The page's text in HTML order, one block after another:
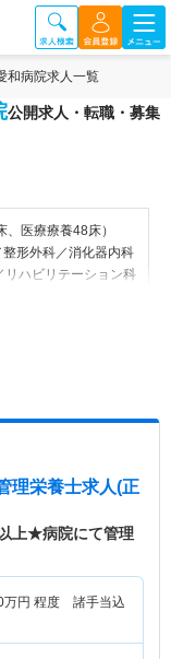
和病院求人一覧
公開求人・転職・募集
、医療療養48床）
整形外科／消化器内科
リハビリテーション科
整形外科／消化器内
本料15対1／特殊疾患
算１・地域加算2／
のこと、検査・診療
したケアを心がけて
来診療のほか、高齢者
訪問診療も行ってい
も医療の必要性が高い
理栄養士求人(正
上★病院にて管理
万円 程度 諸手当込